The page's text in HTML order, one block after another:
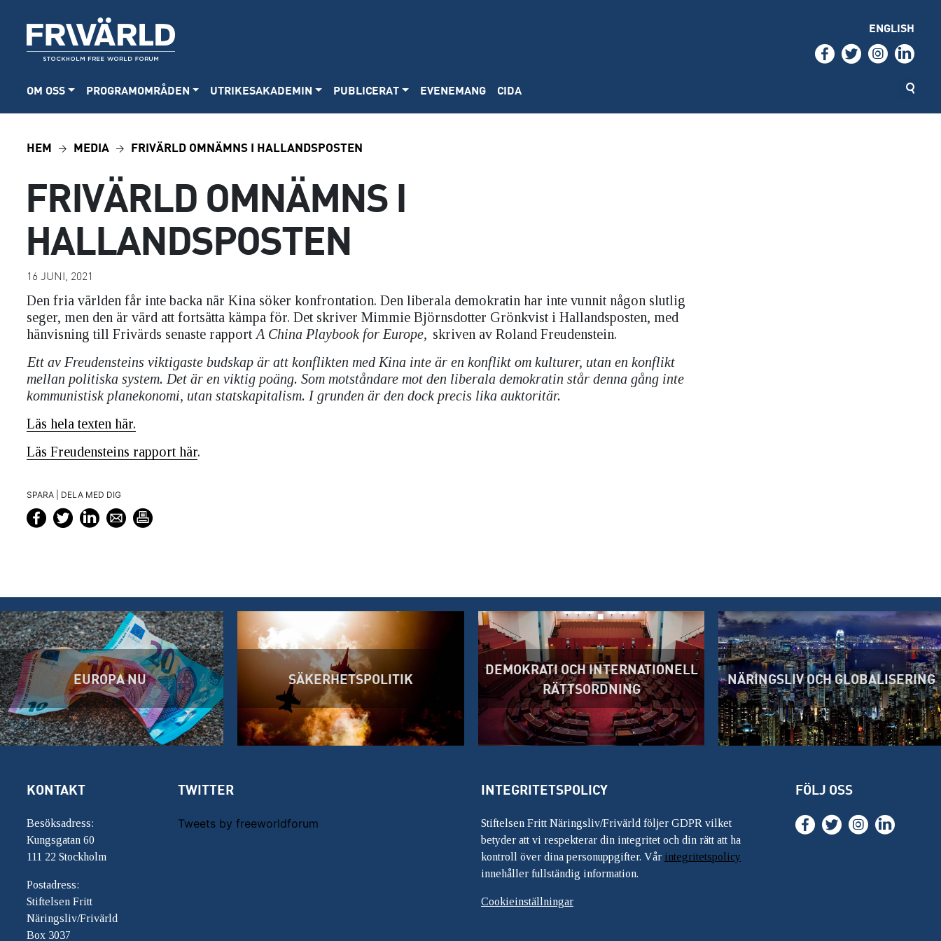
ENGLISH
OM OSS PROGRAMOMRÅDEN UTRIKESAKADEMIN PUBLICERAT EVENEMANG CIDA
HEM MEDIA FRIVÄRLD OMNÄMNS I HALLANDSPOSTEN
FRIVÄRLD OMNÄMNS I
HALLANDSPOSTEN
16 JUNI, 2021
Den fria världen får inte backa när Kina söker konfrontation. Den liberala demokratin har inte vunnit någon slutlig
seger, men den är värd att fortsätta kämpa för. Det skriver Mimmie Björnsdotter Grönkvist i Hallandsposten, med
hänvisning till Frivärds senaste rapport A China Playbook for Europe, skriven av Roland Freudenstein.
Ett av Freudensteins viktigaste budskap är att konflikten med Kina inte är en konflikt om kulturer, utan en konflikt
mellan politiska system. Det är en viktig poäng. Som motståndare mot den liberala demokratin står denna gång inte
kommunistisk planekonomi, utan statskapitalism. I grunden är den dock precis lika auktoritär.
Läs hela texten här.
Läs Freudensteins rapport här.
SPARA | DELA MED DIG
EUROPA NU SÄKERHETSPOLITIK
DEMOKRATI OCH INTERNATIONELL
RÄTTSORDNING
NÄRINGSLIV OCH GLOBALISERING
KONTAKT
Besöksadress:
Kungsgatan 60
111 22 Stockholm
Postadress:
Stiftelsen Fritt
Näringsliv/Frivärld
Box 3037
TWITTER
Tweets by freeworldforum
INTEGRITETSPOLICY
Stiftelsen Fritt Näringsliv/Frivärld följer GDPR vilket
betyder att vi respekterar din integritet och din rätt att ha
kontroll över dina personuppgifter. Vår integritetspolicy
innehåller fullständig information.
Cookieinställningar
FÖLJ OSS